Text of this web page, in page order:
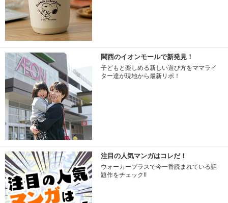
関西のイオンモールで新発見！
子どもと楽しめる新しい遊び方をママライ
ター達が現地から最新リポ！
注目の人気マンガはコレだ！
ウォーカープラスで今一番読まれている話
題作をチェック!!